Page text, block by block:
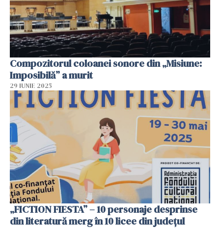
Compozitorul coloanei sonore din „Misiune:
Imposibilă” a murit
29 IUNIE 2025
„FICTION FIESTA” – 10 personaje desprinse
din literatură merg în 10 licee din județul